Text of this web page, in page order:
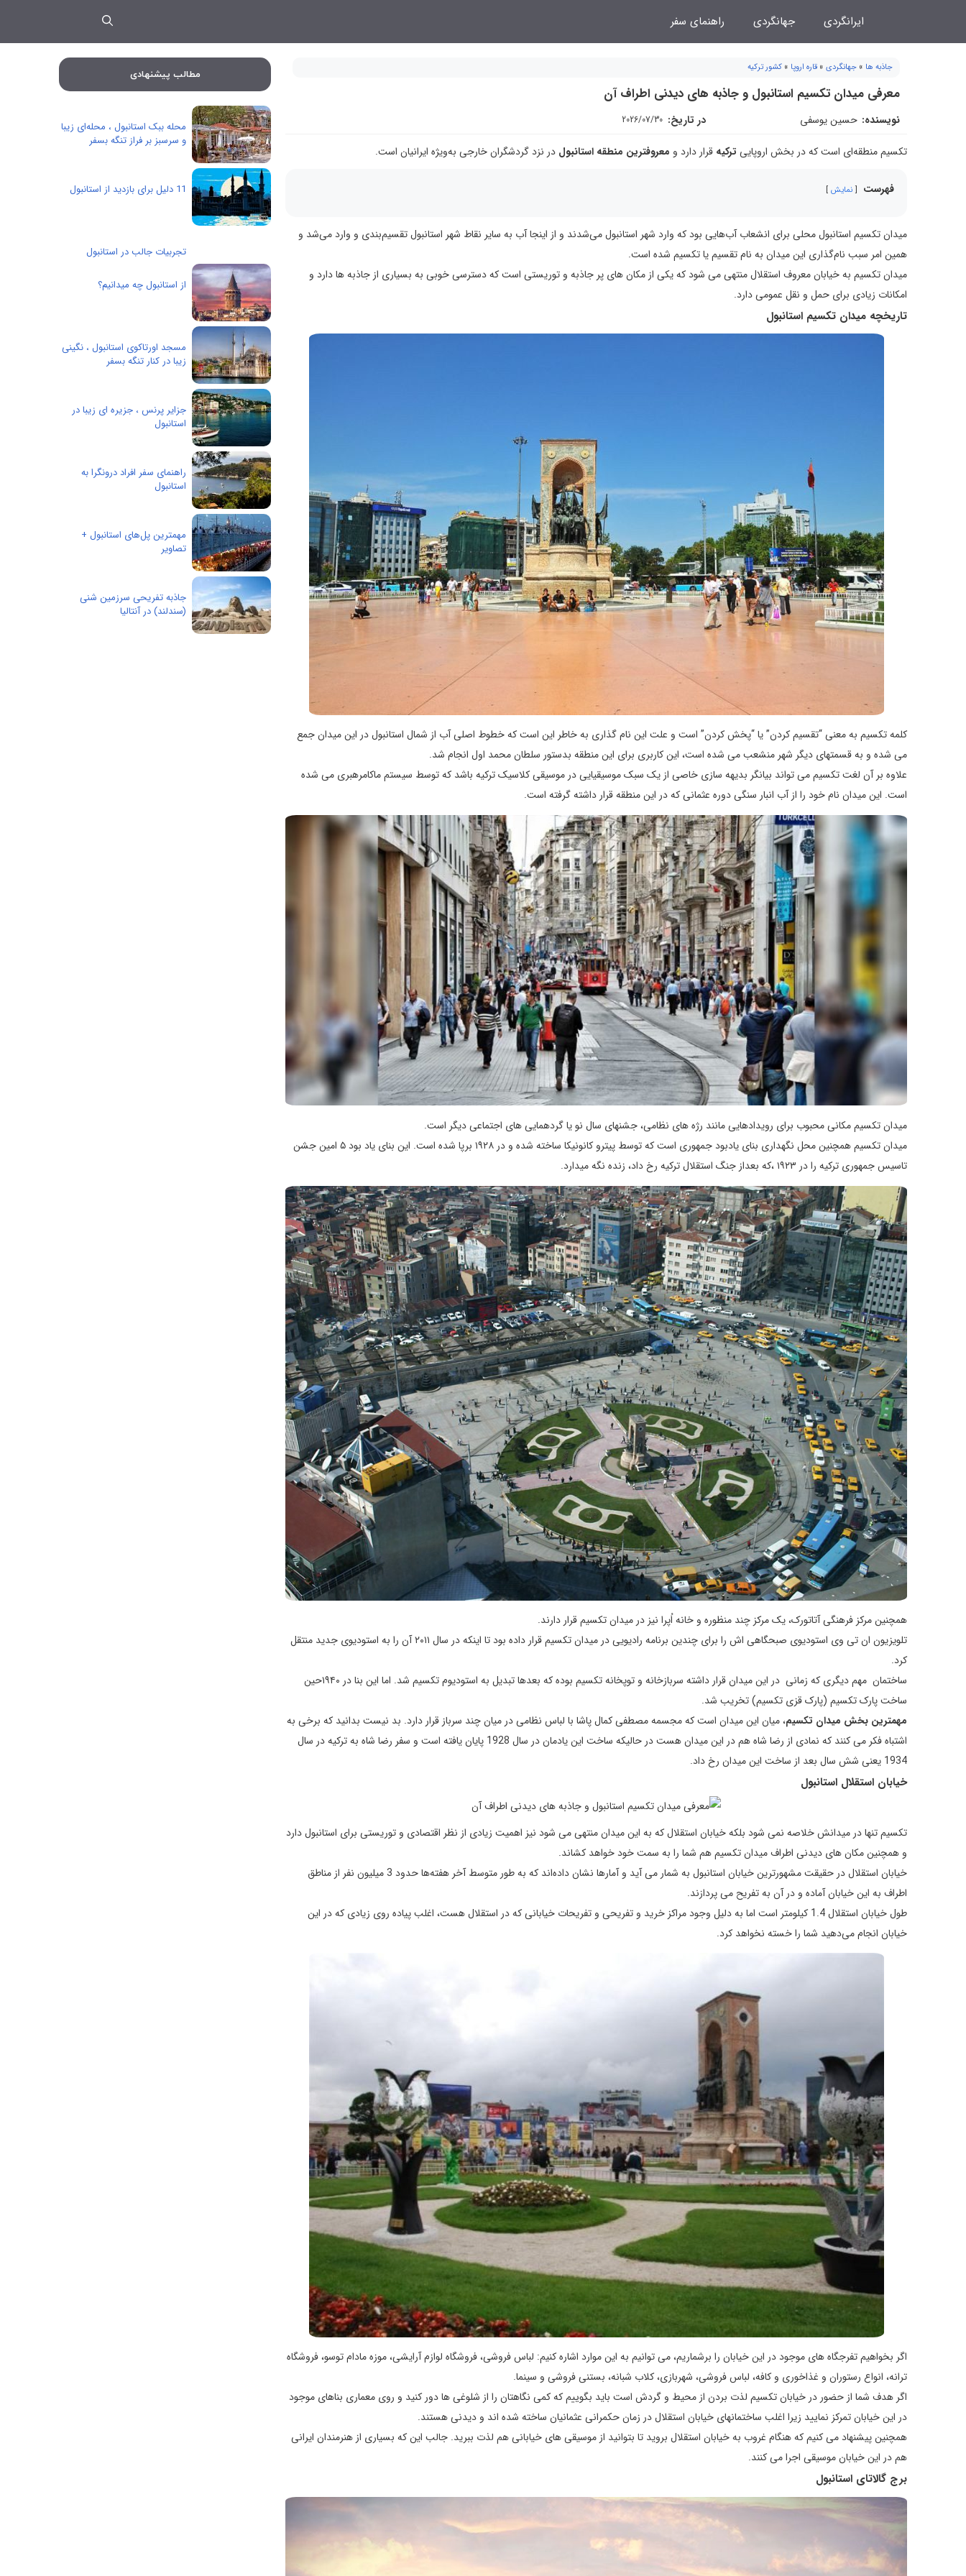
ایرانگردی جهانگردی راهنمای سفر
جاذبه ها » جهانگردی » قاره اروپا » کشور ترکیه
معرفی میدان تکسیم استانبول و جاذبه های دیدنی اطراف آن
نویسنده: حسین یوسفی در تاریخ: 2026/07/30
تکسیم منطقه‌ای است که در بخش اروپایی ترکیه قرار دارد و معروفترین منطقه‌ استانبول در نزد گردشگران خارجی به‌ویژه ایرانیان است.
فهرست نمایش
میدان تکسیم استانبول محلی برای انشعاب آب‌هایی بود که وارد شهر استانبول می‌شدند و از اینجا آب‌ به سایر نقاط شهر استانبول تقسیم‌بندی و وارد می‌شد و
همین امر سبب نام‌گذاری این میدان به نام تقسیم یا تکسیم شده است.
میدان تکسیم به خیابان معروف استقلال منتهی می شود که یکی از مکان های پر جاذبه و توریستی است که دسترسی خوبی به بسیاری از جاذبه ها دارد و
امکانات زیادی برای حمل و نقل عمومی دارد.
تاریخچه میدان تکسیم استانبول
کلمه تکسیم به معنی “تقسیم کردن” یا “پخش کردن” است و علت این نام گذاری به خاطر این است که خطوط اصلی آب از شمال استانبول در این میدان جمع
می شده و به قسمتهای دیگر شهر منشعب می شده است، این کاربری برای این منطقه بدستور سلطان محمد اول انجام شد.
علاوه بر آن لغت تکسیم می تواند بیانگر بدیهه سازی خاصی از یک سبک موسیقیایی در موسیقی کلاسیک ترکیه باشد که توسط سیستم ماکامرهبری می شده
است. این میدان نام خود را از آب انبار سنگی دوره عثمانی که در این منطقه قرار داشته گرفته است.
میدان تکسیم مکانی محبوب برای رویدادهایی مانند رژه های نظامی، جشنهای سال نو یا گردهمایی های اجتماعی دیگر است.
میدان تکسیم همچنین محل نگهداری بنای یادبود جمهوری است که توسط پیترو کانونیکا ساخته شده و در ۱۹۲۸ برپا شده است. این بنای یاد بود ۵ امین جشن
تاسیس جمهوری ترکیه را در ۱۹۲۳ ،که بعداز جنگ استقلال ترکیه رخ داد، زنده نگه میدارد.
همچنین مرکز فرهنگی آتاتورک، یک مرکز چند منظوره و خانه اُپرا نیز در میدان تکسیم قرار دارند.
تلویزیون ان تی وی استودیوی صبحگاهی اش را برای چندین برنامه رادیویی در میدان تکسیم قرار داده بود تا اینکه در سال ۲۰۱۱ آن را به استودیوی جدید منتقل
کرد.
ساختمان مهم دیگری که زمانی در این میدان قرار داشته سربازخانه و توپخانه تکسیم بوده که بعدها تبدیل به استودیوم تکسیم شد. اما این بنا در ۱۹۴۰حین
ساخت پارک تکسیم (پارک قزی تکسیم) تخریب شد.
مهمترین بخش میدان تکسیم، میان این میدان است که مجسمه مصطفی کمال پاشا با لباس نظامی در میان چند سرباز قرار دارد. بد نیست بدانید که برخی به
اشتباه فکر می کنند که نمادی از رضا شاه هم در این میدان هست در حالیکه ساخت این یادمان در سال 1928 پایان یافته است و سفر رضا شاه به ترکیه در سال
1934 یعنی شش سال بعد از ساخت این میدان رخ داد.
خیابان استقلال استانبول
تکسیم تنها در میدانش خلاصه نمی شود بلکه خیابان استقلال که به این میدان منتهی می شود نیز اهمیت زیادی از نظر اقتصادی و توریستی برای استانبول دارد
و همچنین مکان های دیدنی اطراف میدان تکسیم هم شما را به سمت خود خواهد کشاند.
خیابان استقلال در حقیقت مشهورترین خیابان استانبول به شمار می آید و آمارها نشان داده‌اند که به طور متوسط آخر هفته‌ها حدود 3 میلیون نفر از مناطق
اطراف به این خیابان آماده و در آن به تفریح می پردازند.
طول خیابان استقلال 1.4 کیلومتر است اما به دلیل وجود مراکز خرید و تفریحی و تفریحات خیابانی که در استقلال هست، اغلب پیاده روی زیادی که در این
خیابان انجام می‌دهید شما را خسته نخواهد کرد.
اگر بخواهیم تفرجگاه های موجود در این خیابان را برشماریم، می توانیم به این موارد اشاره کنیم: لباس فروشی، فروشگاه لوازم آرایشی، موزه مادام توسو، فروشگاه
ترانه، انواع رستوران و غذاخوری و کافه، لباس فروشی، شهربازی، کلاب شبانه، بستنی فروشی و سینما.
اگر هدف شما از حضور در خیابان تکسیم لذت بردن از محیط و گردش است باید بگوییم که کمی نگاهتان را از شلوغی ها دور کنید و روی معماری بناهای موجود
در این خیابان تمرکز نمایید زیرا اغلب ساختمانهای خیابان استقلال در زمان حکمرانی عثمانیان ساخته شده اند و دیدنی هستند.
همچنین پیشنهاد می کنیم که هنگام غروب به خیابان استقلال بروید تا بتوانید از موسیقی های خیابانی هم لذت ببرید. جالب این که بسیاری از هنرمندان ایرانی
هم در این خیابان موسیقی اجرا می کنند.
برج گالاتای استانبول
مطالب پیشنهادی
محله ببک استانبول ، محله‌ای زیبا
و سرسبز بر فراز تنگه بسفر
11 دلیل برای بازدید از استانبول
تجربیات جالب در استانبول
از استانبول چه میدانیم؟
مسجد اورتاکوی استانبول ، نگینی
زیبا در کنار تنگه بسفر
جزایر پرنس ، جزیره ای زیبا در
استانبول
راهنمای سفر افراد درونگرا به
استانبول
مهمترین پل‌های استانبول +
تصاویر
جاذبه تفریحی سرزمین شنی
(سندلند) در آنتالیا